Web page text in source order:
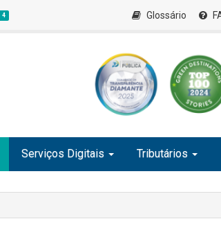
4 Glossário
Serviços Digitais Tributários